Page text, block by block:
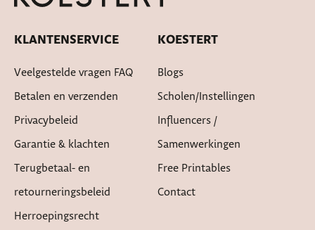
KLANTENSERVICE
Veelgestelde vragen FAQ
Betalen en verzenden
Privacybeleid
Garantie & klachten
Terugbetaal- en
retourneringsbeleid
Herroepingsrecht
KOESTERT
Blogs
Scholen/instellingen
Influencers /
Samenwerkingen
Free Printables
Contact